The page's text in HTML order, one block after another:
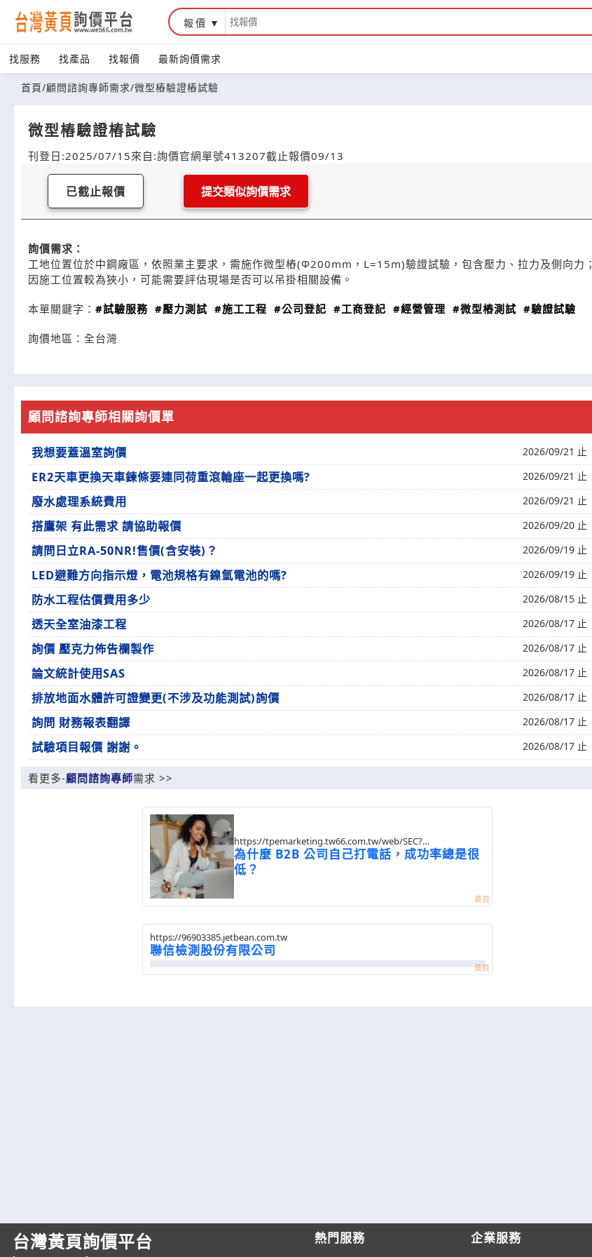
報價
找服務 找產品 找報價 最新詢價需求
首頁/顧問諮詢專師需求/微型樁驗證樁試驗
微型樁驗證樁試驗
刊登日:2025/07/15來自:詢價官網單號413207截止報價09/13
已截止報價 提交類似詢價需求
詢價需求：
工地位置位於中鋼廠區，依照業主要求，需施作微型樁(Φ200mm，L=15m)驗證試驗，包含壓力、拉力及側向力；
因施工位置較為狹小，可能需要評估現場是否可以吊掛相關設備。
本單關鍵字： #試驗服務 #壓力測試 #施工工程 #公司登記 #工商登記 #經營管理 #微型樁測試 #驗證試驗
詢價地區： 全台灣
顧問諮詢專師相關詢價單
我想要蓋溫室詢價 2026/09/21 止
ER2天車更換天車鍊條要連同荷重滾輪座一起更換嗎? 2026/09/21 止
廢水處理系統費用 2026/09/21 止
搭鷹架 有此需求 請協助報價 2026/09/20 止
請問日立RA-50NR!售價(含安裝)？ 2026/09/19 止
LED避難方向指示燈，電池規格有鎳氫電池的嗎? 2026/09/19 止
防水工程估價費用多少 2026/08/15 止
透天全室油漆工程 2026/08/17 止
詢價 壓克力佈告欄製作 2026/08/17 止
論文統計使用SAS 2026/08/17 止
排放地面水體許可證變更(不涉及功能測試)詢價 2026/08/17 止
詢問 財務報表翻譯 2026/08/17 止
試驗項目報價 謝謝。 2026/08/17 止
看更多-顧問諮詢專師需求 >>
https://tpemarketing.tw66.com.tw/web/SEC?
postId=1353866
為什麼 B2B 公司自己打電話，成功率總是很
低？
https://96903385.jetbean.com.tw
聯信檢測股份有限公司
台灣黃頁詢價平台 熱門服務 企業服務